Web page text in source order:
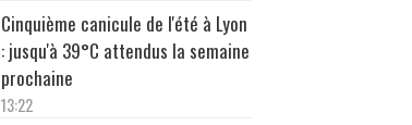
Cinquième canicule de l'été à Lyon
: jusqu'à 39°C attendus la semaine
prochaine
13:22